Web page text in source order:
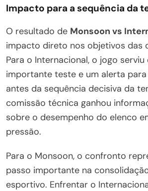
Impacto para a sequência da
O resultado de Monsoon vs
impacto direto nos objetivos das
Para o Internacional, o jogo
importante teste e um alerta
antes da sequência decisiva da
comissão técnica ganhou
sobre o desempenho do elenco
pressão.
Para o Monsoon, o confronto
passo importante na
esportivo. Enfrentar o